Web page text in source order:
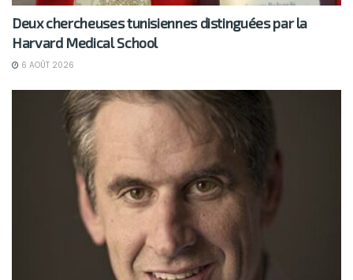
Deux chercheuses tunisiennes distinguées par la
Harvard Medical School
6 AOÛT 2026